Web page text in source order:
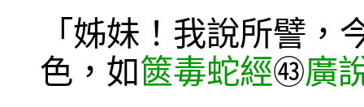
「姊妹！我說所譬，
色，如篋毒蛇經㊸廣